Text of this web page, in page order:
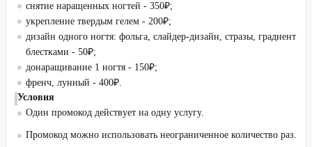
снятие наращенных ногтей - 350₽;
укрепление твердым гелем - 200₽;
дизайн одного ногтя: фольга, слайдер-дизайн, стразы, градиент
блестками - 50₽;
донаращивание 1 ногтя - 150₽;
френч, лунный - 400₽.
Условия
Один промокод действует на одну услугу.
Промокод можно использовать неограниченное количество раз.